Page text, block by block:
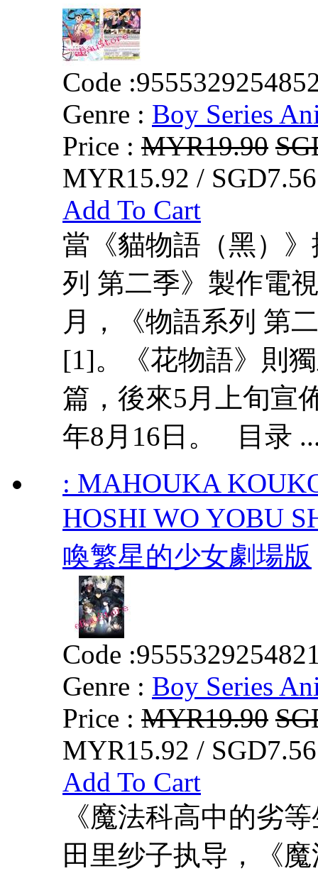
Code :
Genre : Boy Series
Price : MYR19.90
MYR15.92 /
Add To Cart
當《貓物語（黑）
列 第二季》製作電
月，《物語系列 第
[1]。《花物語》則
篇，後來5月上旬宣
年8月16日。 目录
: MAHOUKA
HOSHI WO YOBU
喚繁星的少女劇場版
Code :
Genre : Boy Series
Price : MYR19.90
MYR15.92 /
Add To Cart
《魔法科高中的劣
田里纱子执导，《